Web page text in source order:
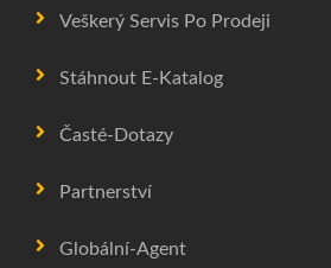
Veškerý Servis Po Prodeji
Stáhnout E-Katalog
Časté-Dotazy
Partnerství
Globální-Agent